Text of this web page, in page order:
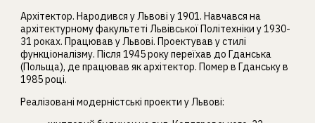
Архітектор. Народився у Львові у 1901. Навчався на
архітектурному факультеті Львівської Політехніки у 1930-
31 роках. Працював у Львові. Проектував у стилі
функціоналізму. Після 1945 року переїхав до Гданська
(Польща), де працював як архітектор. Помер в Гданську в
1985 році.
Реалізовані модерністські проекти у Львові: